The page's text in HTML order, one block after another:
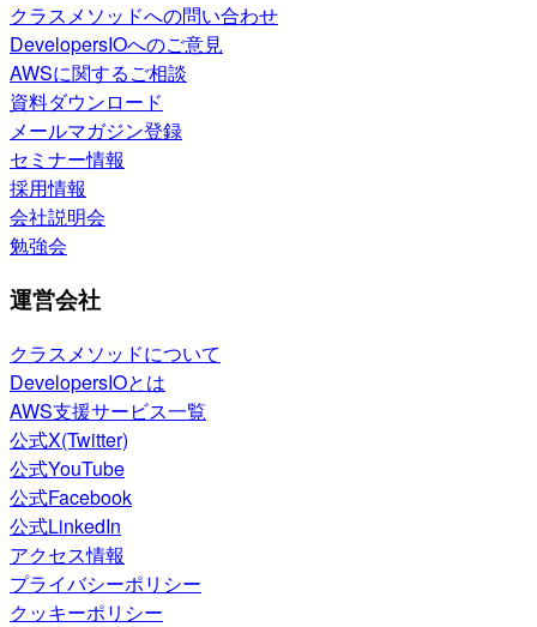
クラスメソッドへの問い合わせ
DevelopersIOへのご意見
AWSに関するご相談
資料ダウンロード
メールマガジン登録
セミナー情報
採用情報
会社説明会
勉強会
運営会社
クラスメソッドについて
DevelopersIOとは
AWS支援サービス一覧
公式X(Twitter)
公式YouTube
公式Facebook
公式LinkedIn
アクセス情報
プライバシーポリシー
クッキーポリシー